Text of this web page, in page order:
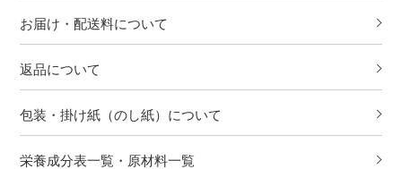
お届け・配送料について
返品について
包装・掛け紙（のし紙）について
栄養成分表一覧・原材料一覧